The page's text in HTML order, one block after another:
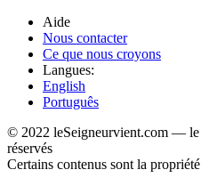
Aide
Nous contacter
Ce que nous croyons
Langues:
English
Português
© 2022 leSeigneurvient.com —
réservés
Certains contenus sont la